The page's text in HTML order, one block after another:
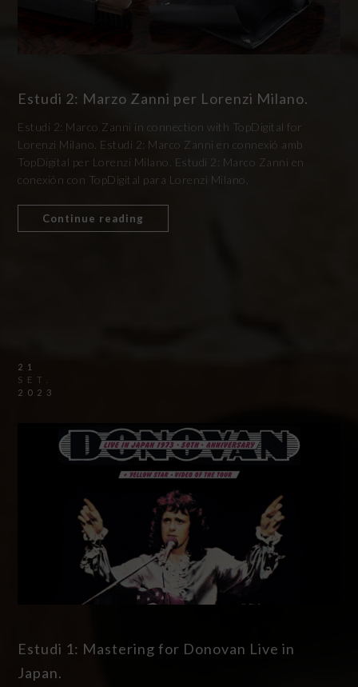
Estudi 2: Marzo Zanni per Lorenzi Milano.
Estudi 2: Marco Zanni in connection with TopDigital for
Lorenzi Milano. Estudi 2: Marco Zanni en connexió amb
TopDigital per Lorenzi Milano. Estudi 2: Marco Zanni en
conexión con TopDigital para Lorenzi Milano.
Continue reading
21
SET.
2023
Estudi 1: Mastering for Donovan Live in
Japan.